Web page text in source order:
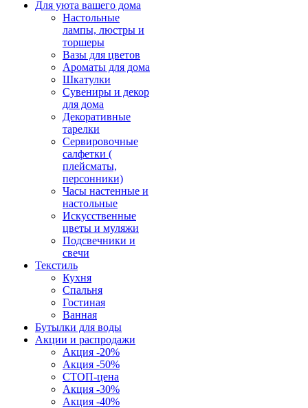
Для уюта вашего дома
Настольные
лампы, люстры и
торшеры
Вазы для цветов
Ароматы для дома
Шкатулки
Сувениры и декор
для дома
Декоративные
тарелки
Сервировочные
салфетки (
плейсматы,
персонники)
Часы настенные и
настольные
Искусственные
цветы и муляжи
Подсвечники и
свечи
Текстиль
Кухня
Спальня
Гостиная
Ванная
Бутылки для воды
Акции и распродажи
Акция -20%
Акция -50%
СТОП-цена
Акция -30%
Акция -40%